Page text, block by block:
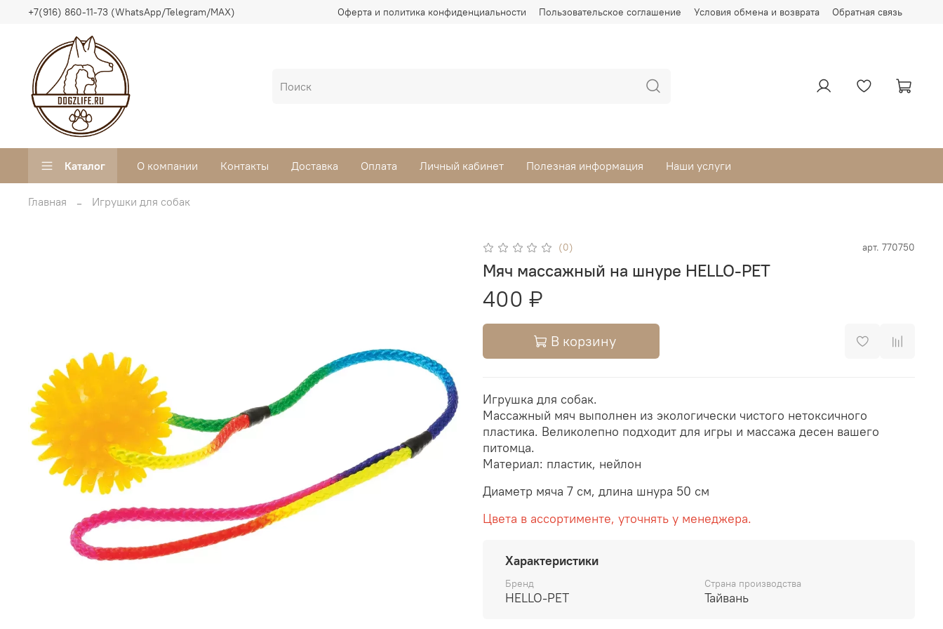
Оферта и политика конфиденциальности Пользовательское соглашение Условия обмена и возврата Обратная связь
+7(916) 860-11-73 (WhatsApp/Telegram/MAX)
Каталог О компании Контакты Доставка Оплата Личный кабинет Полезная информация Наши услуги
Главная Игрушки для собак
(0) арт. 770750
Мяч массажный на шнуре HELLO-PET
400 ₽
В корзину
Игрушка для собак.
Массажный мяч выполнен из экологически чистого нетоксичного
пластика. Великолепно подходит для игры и массажа десен вашего
питомца.
Материал: пластик, нейлон
Диаметр мяча 7 см, длина шнура 50 см
Цвета в ассортименте, уточнять у менеджера.
Характеристики
Бренд
HELLO-PET
Страна производства
Тайвань